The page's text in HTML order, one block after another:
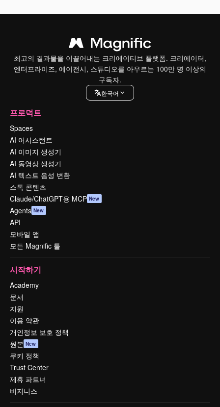
최고의 결과물을 이끌어내는 크리에이티브 플랫폼. 크리에이터,
엔터프라이즈, 에이전시, 스튜디오를 아우르는 100만 명 이상의
구독자.
한국어
프로덕트
Spaces
AI 어시스턴트
AI 이미지 생성기
AI 동영상 생성기
AI 텍스트 음성 변환
스톡 콘텐츠
Claude/ChatGPT용 MCP New
Agents New
API
모바일 앱
모든 Magnific 툴
시작하기
Academy
문서
지원
이용 약관
개인정보 보호 정책
원본 New
쿠키 정책
Trust Center
제휴 파트너
비지니스